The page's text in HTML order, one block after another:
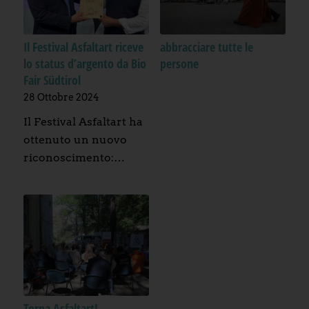
Il Festival Asfaltart riceve
lo status d’argento da Bio
Fair Südtirol
28 Ottobre 2024
Il Festival Asfaltart ha
ottenuto un nuovo
riconoscimento:…
abbracciare tutte le
persone